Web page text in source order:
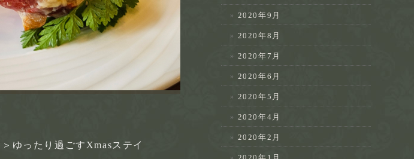
ゆったり過ごすXmasステイ
2020年9月
2020年8月
2020年7月
2020年6月
2020年5月
2020年4月
2020年2月